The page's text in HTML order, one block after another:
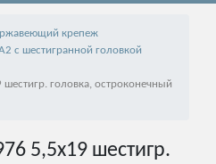
крепеж
c шестигранной головкой
головка, остроконечный
5,5х19 шестигр.